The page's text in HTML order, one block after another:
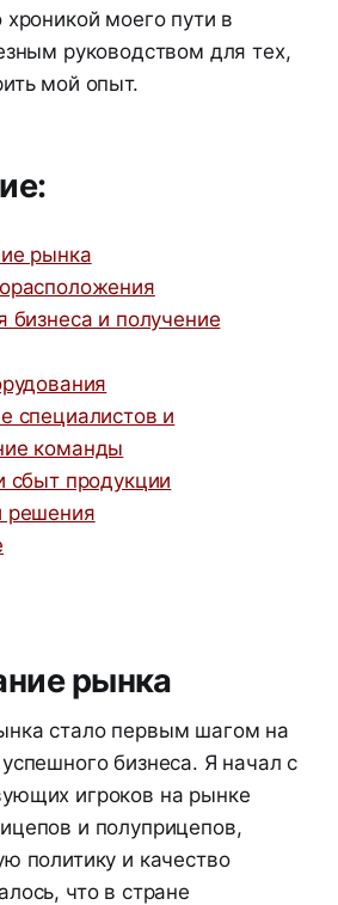
хроникой моего пути в
руководством для тех,
мой опыт.
рынка
бизнеса и получение
специалистов и
команды
сбыт продукции
решения
рынка
стало первым шагом на
бизнеса. Я начал с
игроков на рынке
и полуприцепов,
политику и качество
что в стране